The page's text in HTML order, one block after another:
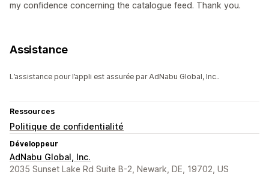
my confidence concerning the catalogue feed. Thank you.
Assistance
L’assistance pour l’appli est assurée par AdNabu Global, Inc..
Ressources
Politique de confidentialité
Développeur
AdNabu Global, Inc.
2035 Sunset Lake Rd Suite B-2, Newark, DE, 19702, US